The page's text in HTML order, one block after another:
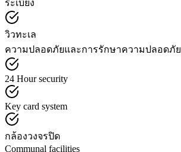
ระเบียง
วิวทะเล
ความปลอดภัยและการรักษาความปลอดภัย
24 Hour security
Key card system
กล้องวงจรปิด
Communal facilities